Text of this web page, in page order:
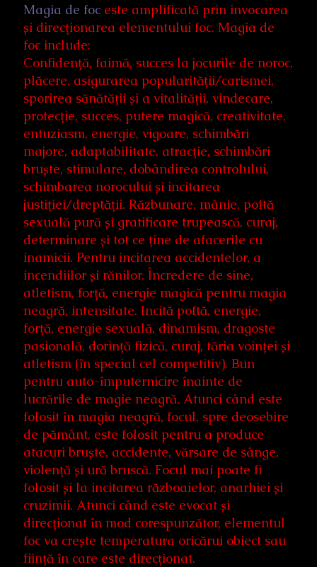
Magia de foc este amplificată prin invocarea
și direcționarea elementului foc. Magia de
foc include:
Confidență, faimă, succes la jocurile de noroc,
plăcere, asigurarea popularității/carismei,
sporirea sănătății și a vitalității, vindecare,
protecție, succes, putere magică, creativitate,
entuziasm, energie, vigoare, schimbări
majore, adaptabilitate, atracție, schimbări
bruște, stimulare, dobândirea controlului,
schimbarea norocului și incitarea
justiției/dreptății. Răzbunare, mânie, poftă
sexuală pură și gratificare trupească, curaj,
determinare și tot ce ține de afacerile cu
inamicii. Pentru incitarea accidentelor, a
incendiilor și rănilor. Încredere de sine,
atletism, forță, energie magică pentru magia
neagră, intensitate. Incită poftă, energie,
forță, energie sexuală, dinamism, dragoste
pasională, dorință fizică, curaj, tăria voinței și
atletism (în special cel competitiv). Bun
pentru auto-împuternicire înainte de
lucrările de magie neagră. Atunci când este
folosit în magia neagră, focul, spre deosebire
de pământ, este folosit pentru a produce
atacuri bruște, accidente, vărsare de sânge,
violență și ură bruscă. Focul mai poate fi
folosit și la incitarea războaielor, anarhiei și
cruzimii. Atunci când este evocat și
direcționat în mod corespunzător, elementul
foc va crește temperatura oricărui obiect sau
ființă în care este direcționat.